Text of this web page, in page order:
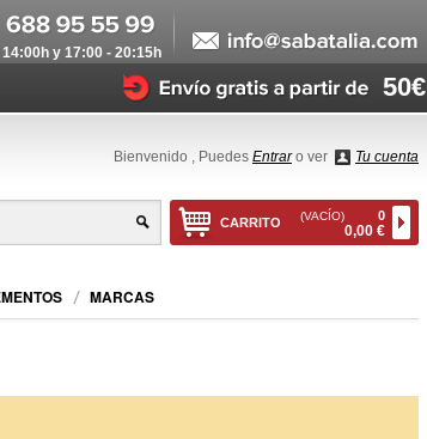
14:00h y 17:00 - 20:15h
50€
Bienvenido , Puedes Entraro ver Tu cuenta
CARRITO (VACÍO) 0
0,00 €
MARCAS